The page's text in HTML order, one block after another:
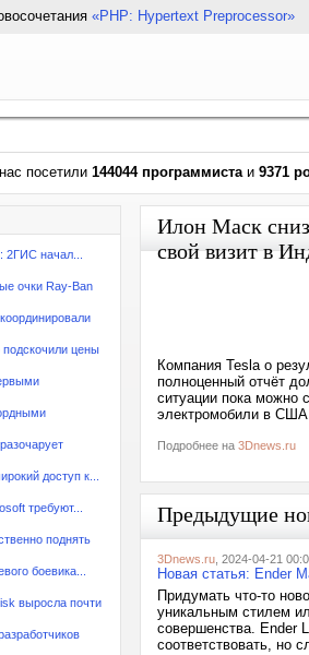
«PHP: Hypertext Preprocessor»
посетили 144044 программистаи 9371
начал...
очки Ray-Ban
цены
доступ к...
требуют...
поднять
боевика...
выросла почти
Илон Маск
свой визит в
Компания Tesla о
полноценный отчёт
ситуации пока можно
электромобили в США
Подробнее на 3Dnews.ru
Предыдущие
3Dnews.ru , 2024-04-21
Новая статья: Ender
Придумать что-то
уникальным стилем
совершенства. Ender
соответствовать, но